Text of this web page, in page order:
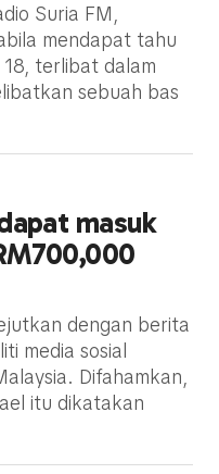
Suria FM,
mendapat tahu
terlibat dalam
sebuah bas
masuk
dengan berita
media sosial
Difahamkan,
itu dikatakan